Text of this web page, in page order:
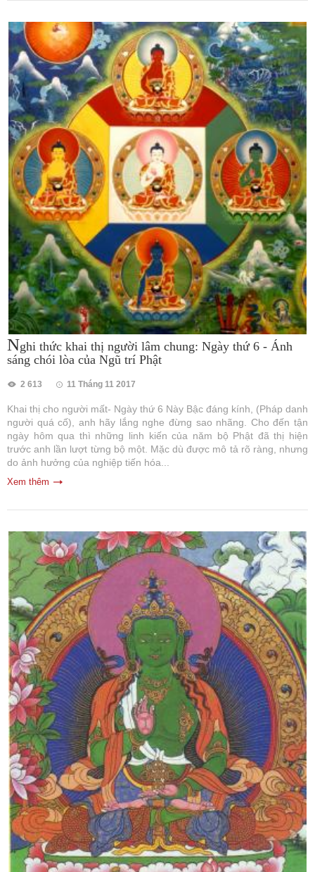
Nghi thức khai thị người lâm chung: Ngày thứ 6 - Ánh
sáng chói lòa của Ngũ trí Phật
2 613 11 Tháng 11 2017
Khai thị cho người mất- Ngày thứ 6 Này Bậc đáng kính, (Pháp danh
người quá cố), anh hãy lắng nghe đừng sao nhãng. Cho đến tận
ngày hôm qua thì những linh kiến của năm bộ Phật đã thị hiện
trước anh lần lượt từng bộ một. Mặc dù được mô tả rõ ràng, nhưng
do ảnh hưởng của nghiệp tiến hóa...
Xem thêm